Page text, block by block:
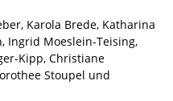
Karola Brede, Katharina
Ingrid Moeslein-Teising,
Kipp, Christiane
Stoupel und